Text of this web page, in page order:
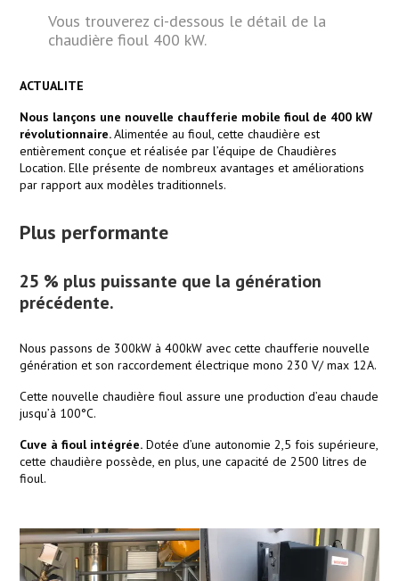
Vous trouverez ci-dessous le détail de la
chaudière fioul 400 kW.
ACTUALITE
Nous lançons une nouvelle chaufferie mobile fioul de 400 kW
révolutionnaire.Alimentée au fioul, cette chaudière est
entièrement conçue et réalisée par l’équipe de Chaudières
Location. Elle présente de nombreux avantages et améliorations
par rapport aux modèles traditionnels.
Plus performante
25 % plus puissante que la génération
précédente.
Nous passons de 300kW à 400kW avec cette chaufferie nouvelle
génération et son raccordement électrique mono 230 V/ max 12A.
Cette nouvelle chaudière fioul assure une production d’eau chaude
jusqu’à 100°C.
Cuve à fioul intégrée. Dotée d’une autonomie 2,5 fois supérieure,
cette chaudière possède, en plus, une capacité de 2500 litres de
fioul.